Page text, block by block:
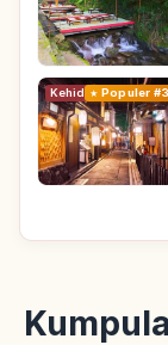
KehidupanPopuler #3